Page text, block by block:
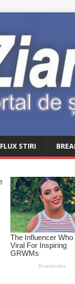
FLUX STIRI